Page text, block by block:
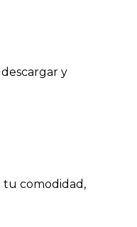
y
tu comodidad,